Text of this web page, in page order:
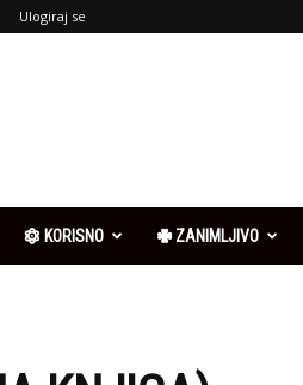
Ulogiraj se
KORISNO ZANIMLJIVO